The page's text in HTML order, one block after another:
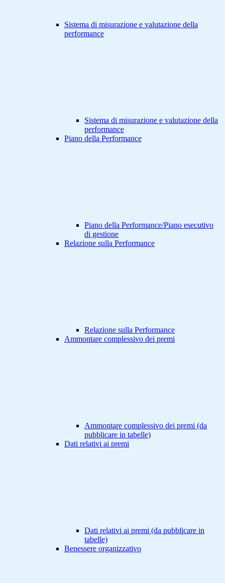
Sistema di misurazione e valutazione della
performance
Sistema di misurazione e valutazione della
performance
Piano della Performance
Piano della Performance/Piano esecutivo
di gestione
Relazione sulla Performance
Relazione sulla Performance
Ammontare complessivo dei premi
Ammontare complessivo dei premi (da
pubblicare in tabelle)
Dati relativi ai premi
Dati relativi ai premi (da pubblicare in
tabelle)
Benessere organizzativo